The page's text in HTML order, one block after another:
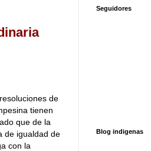
de
tienen
que de la
de igualdad de
con la
Seguidores
Blog indigenas